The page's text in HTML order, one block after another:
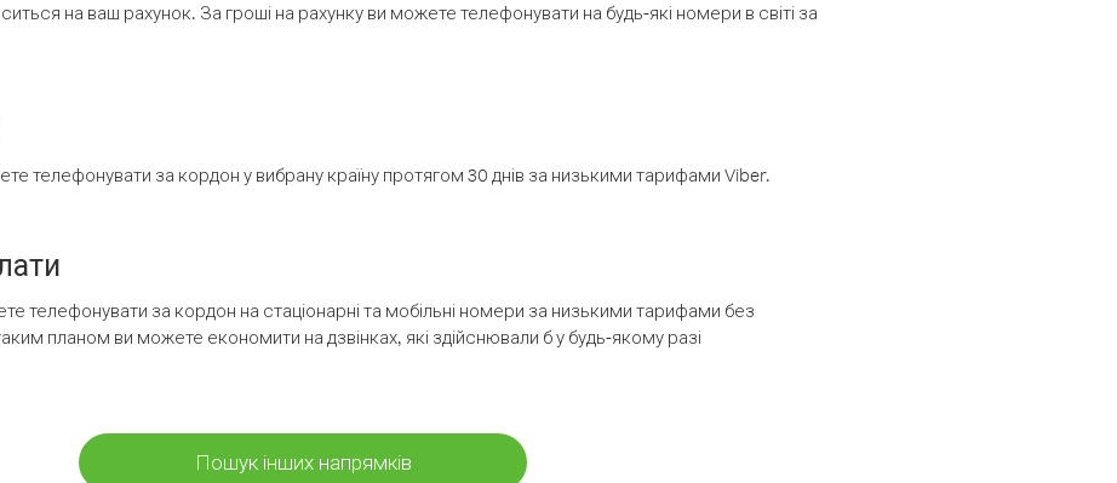
на ваш рахунок. За гроші на рахунку ви можете телефонувати на будь-які номери в світі за
телефонувати за кордон у вибрану країну протягом 30 днів за низькими тарифами Viber.
телефонувати за кордон на стаціонарні та мобільні номери за низькими тарифами без
планом ви можете економити на дзвінках, які здійснювали б у будь-якому разі
Пошук інших напрямків